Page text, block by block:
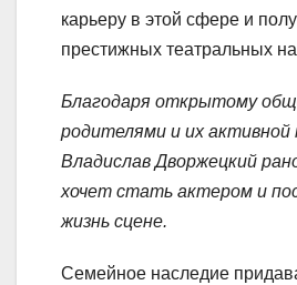
карьеру в этой сфере и
престижных театральных
Благодаря открытому
родителями и их активной
Владислав Дворжецкий
хочет стать актером и
жизнь сцене.
Семейное наследие